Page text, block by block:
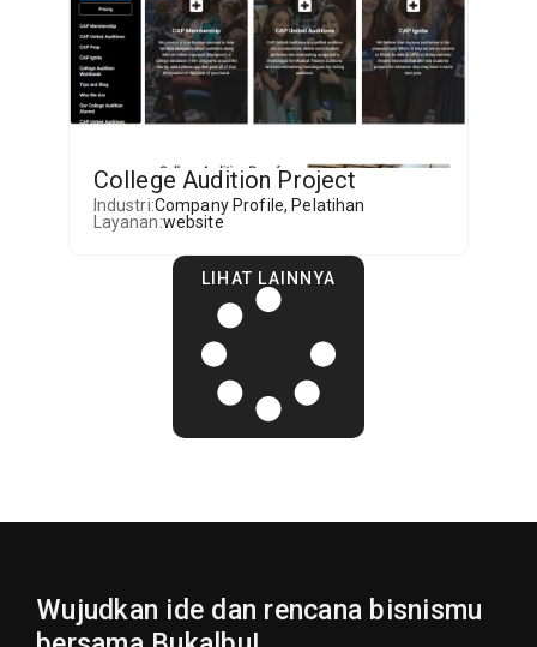
College Audition Project
Industri:Company Profile, Pelatihan
Layanan:website
LIHAT LAINNYA
Wujudkan ide dan rencana bisnismu